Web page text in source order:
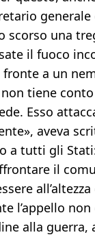
generale
scorso una
il fuoco
a un
tiene
Esso
aveva
a tutti gli
il
l’appello
alla guerra,